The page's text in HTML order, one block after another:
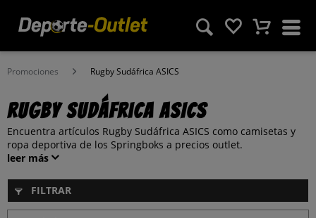
Promociones Rugby Sudáfrica ASICS
Rugby Sudáfrica ASICS
Encuentra artículos Rugby Sudáfrica ASICS como camisetas y
ropa deportiva de los Springboks a precios outlet.
leer más
FILTRAR